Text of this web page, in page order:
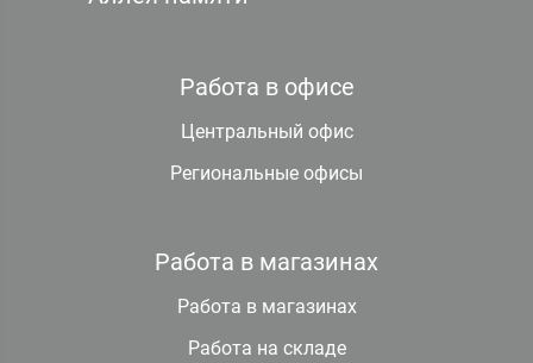
Работа в офисе
Центральный офис
Региональные офисы
Работа в магазинах
Работа в магазинах
Работа на складе